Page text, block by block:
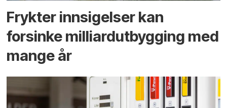
Frykter innsigelser kan
forsinke milliard­utbygging med
mange år